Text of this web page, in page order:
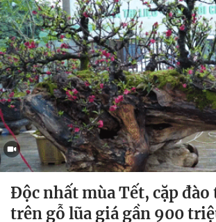
Độc nhất mùa Tết, cặp
trên gỗ lũa giá gần 900